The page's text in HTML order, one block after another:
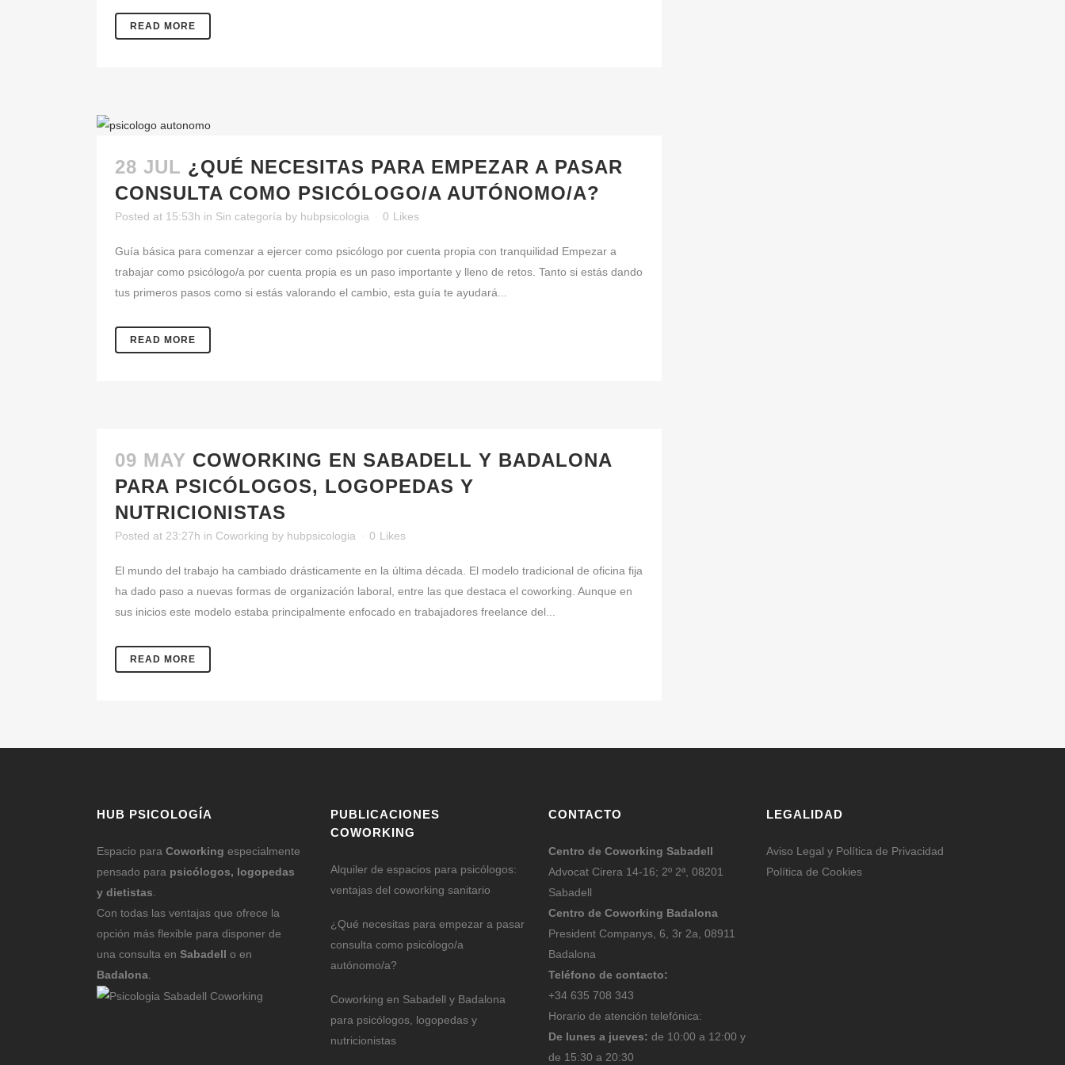
READ MORE
28 JUL ¿QUÉ NECESITAS PARA EMPEZAR A PASAR
CONSULTA COMO PSICÓLOGO/A AUTÓNOMO/A?
Posted at 15:53h in Sin categoría by hubpsicologia 0 Likes
Guía básica para comenzar a ejercer como psicólogo por cuenta propia con tranquilidad Empezar a
trabajar como psicólogo/a por cuenta propia es un paso importante y lleno de retos. Tanto si estás dando
tus primeros pasos como si estás valorando el cambio, esta guía te ayudará...
READ MORE
09 MAY COWORKING EN SABADELL Y BADALONA
PARA PSICÓLOGOS, LOGOPEDAS Y
NUTRICIONISTAS
Posted at 23:27h in Coworking by hubpsicologia 0 Likes
El mundo del trabajo ha cambiado drásticamente en la última década. El modelo tradicional de oficina fija
ha dado paso a nuevas formas de organización laboral, entre las que destaca el coworking. Aunque en
sus inicios este modelo estaba principalmente enfocado en trabajadores freelance del...
READ MORE
HUB PSICOLOGÍA
Espacio para Coworking especialmente
pensado para psicólogos, logopedas
y dietistas
Con todas las ventajas que ofrece la
opción más flexible para disponer de
una consulta en Sabadell o en
Badalona
PUBLICACIONES
COWORKING
Alquiler de espacios para psicólogos:
ventajas del coworking sanitario
¿Qué necesitas para empezar a pasar
consulta como psicólogo/a
autónomo/a?
Coworking en Sabadell y Badalona
para psicólogos, logopedas y
nutricionistas
CONTACTO
Centro de Coworking Sabadell
Advocat Cirera 14-16; 2º 2ª, 08201
Sabadell
Centro de Coworking Badalona
President Companys, 6, 3r 2a, 08911
Badalona
Teléfono de contacto:
+34 635 708 343
Horario de atención telefónica:
De lunes a jueves: de 10:00 a 12:00 y
de 15:30 a 20:30
LEGALIDAD
Aviso Legal y Política de Privacidad
Política de Cookies